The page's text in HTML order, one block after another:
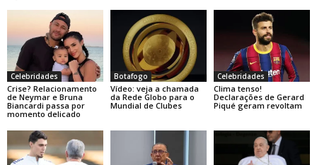
Celebridades
Crise? Relacionamento
de Neymar e Bruna
Biancardi passa por
momento delicado
Botafogo
Vídeo: veja a chamada
da Rede Globo para o
Mundial de Clubes
Celebridades
Clima tenso!
Declarações de Gerard
Piqué geram revoltam